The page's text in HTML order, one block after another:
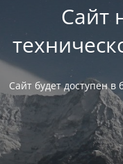
Сайт
Сайт будет доступен